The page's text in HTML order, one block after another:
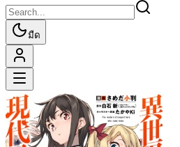
มืด